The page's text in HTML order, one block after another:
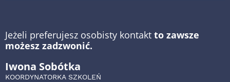
Jeżeli preferujesz osobisty kontakt to zawsze
możesz zadzwonić.
Iwona Sobótka
KOORDYNATORKA SZKOLEŃ